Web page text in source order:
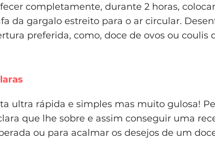
completamente, durante 2 horas,
da gargalo estreito para o ar circular.
preferida, como, doce de ovos ou coulis
ultra rápida e simples mas muito gulosa!
que lhe sobre e assim conseguir uma
ou para acalmar os desejos de um